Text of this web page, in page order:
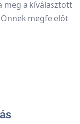
meg a kíválasztott
megfelelőt